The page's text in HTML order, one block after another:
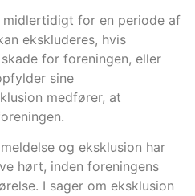
midlertidigt for en periode af
ekskluderes, hvis
for foreningen, eller
sine
medfører, at
og eksklusion har
hørt, inden foreningens
I sager om eksklusion